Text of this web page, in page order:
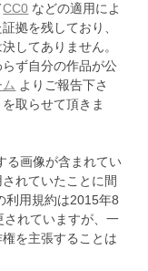
CC0 などの適用によ
拠を残しており、
してありません。
ず自分の作品が公
よりご報告下さ
取らせて頂きま
る画像が含まれてい
れていたことに間
利用規約は2015年8
されていますが、一
を主張することは